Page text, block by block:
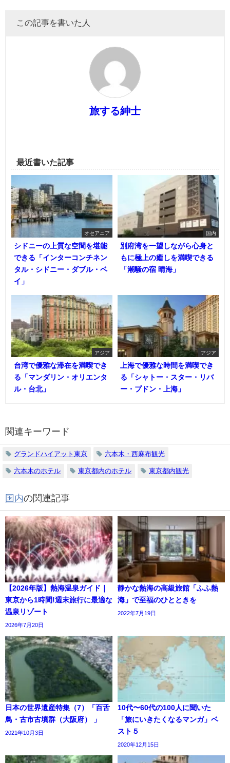
この記事を書いた人
旅する紳士
最近書いた記事
オセアニア
シドニーの上質な空間を堪能
できる「インターコンチネン
タル・シドニー・ダブル・ベ
イ」
国内
別府湾を一望しながら心身と
もに極上の癒しを満喫できる
「潮騒の宿 晴海」
アジア
台湾で優雅な滞在を満喫でき
る「マンダリン・オリエンタ
ル・台北」
アジア
上海で優雅な時間を満喫でき
る「シャトー・スター・リバ
ー・プドン・上海」
関連キーワード
グランドハイアット東京 六本木・西麻布観光
六本木のホテル 東京都内のホテル 東京都内観光
国内の関連記事
【2026年版】熱海温泉ガイド｜
東京から1時間!週末旅行に最適な
温泉リゾート
2026年7月20日
静かな熱海の高級旅館「ふふ熱
海」で至福のひとときを
2022年7月19日
日本の世界遺産特集（7）「百舌
鳥・古市古墳群（大阪府） 」
2021年10月3日
10代〜60代の100人に聞いた
「旅にいきたくなるマンガ」ベ
スト５
2020年12月15日